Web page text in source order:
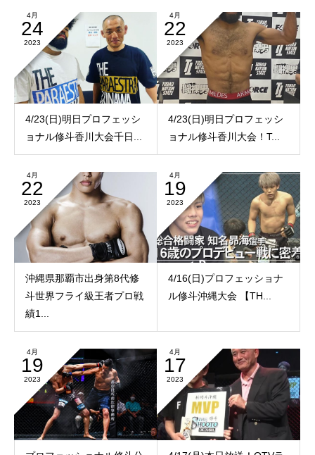
4月
24
2023
4/23(日)明日プロフェッシ
ョナル修斗香川大会千日...
4月
22
2023
4/23(日)明日プロフェッシ
ョナル修斗香川大会！T...
4月
22
2023
沖縄県那覇市出身第8代修
斗世界フライ級王者プロ戦
績1...
4月
19
2023
4/16(日)プロフェッショナ
ル修斗沖縄大会 【TH...
4月
19
2023
4月
17
2023